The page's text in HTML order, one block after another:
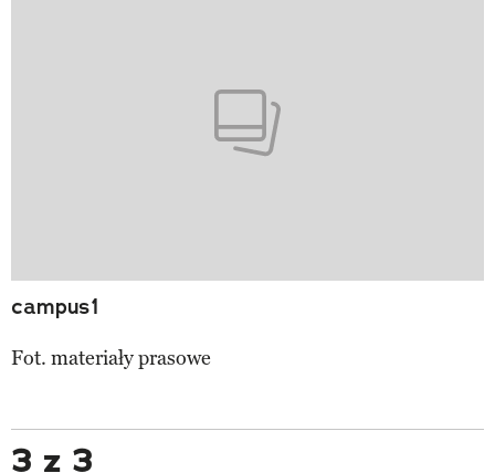
campus1
Fot. materiały prasowe
3 z 3